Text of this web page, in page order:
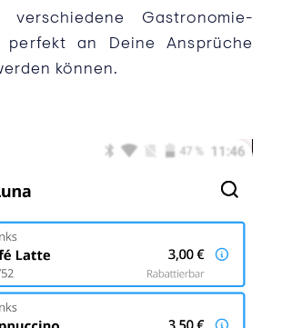
Gastronomie-
perfekt an Deine Ansprüche
können.